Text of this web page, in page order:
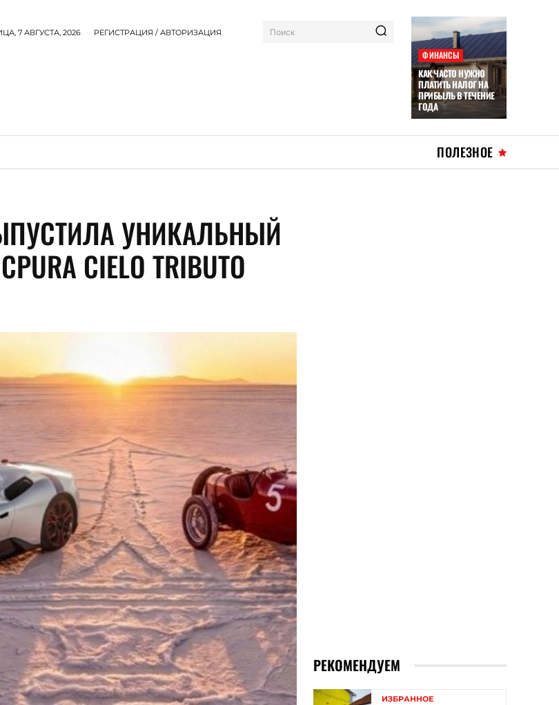
7 АВГУСТА, 2026 РЕГИСТРАЦИЯ / АВТОРИЗАЦИЯ Поиск
ФИНАНСЫ
КАК ЧАСТО НУЖНО
ПЛАТИТЬ НАЛОГ НА
ПРИБЫЛЬ В ТЕЧЕНИЕ
ГОДА
ПОЛЕЗНОЕ
УНИКАЛЬНЫЙ
CIELO TRIBUTO
РЕКОМЕНДУЕМ
ИЗБРАННОЕ